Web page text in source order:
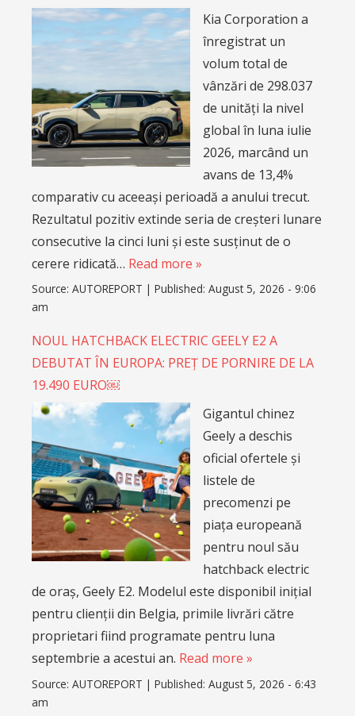
Kia Corporation a
înregistrat un
volum total de
vânzări de 298.037
de unități la nivel
global în luna iulie
2026, marcând un
avans de 13,4%
comparativ cu aceeași perioadă a anului trecut.
Rezultatul pozitiv extinde seria de creșteri lunare
consecutive la cinci luni și este susținut de o
cerere ridicată… Read more »
Source: AUTOREPORT | Published: August 5, 2026 - 9:06
am
NOUL HATCHBACK ELECTRIC GEELY E2 A
DEBUTAT ÎN EUROPA: PREȚ DE PORNIRE DE LA
19.490 EURO￼
Gigantul chinez
Geely a deschis
oficial ofertele și
listele de
precomenzi pe
piața europeană
pentru noul său
hatchback electric
de oraș, Geely E2. Modelul este disponibil inițial
pentru clienții din Belgia, primile livrări către
proprietari fiind programate pentru luna
septembrie a acestui an. Read more »
Source: AUTOREPORT | Published: August 5, 2026 - 6:43
am